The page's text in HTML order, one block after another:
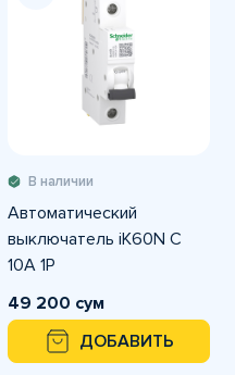
В наличии
Автоматический
выключатель iK60N C
10A 1P
49 200 сум
ДОБАВИТЬ